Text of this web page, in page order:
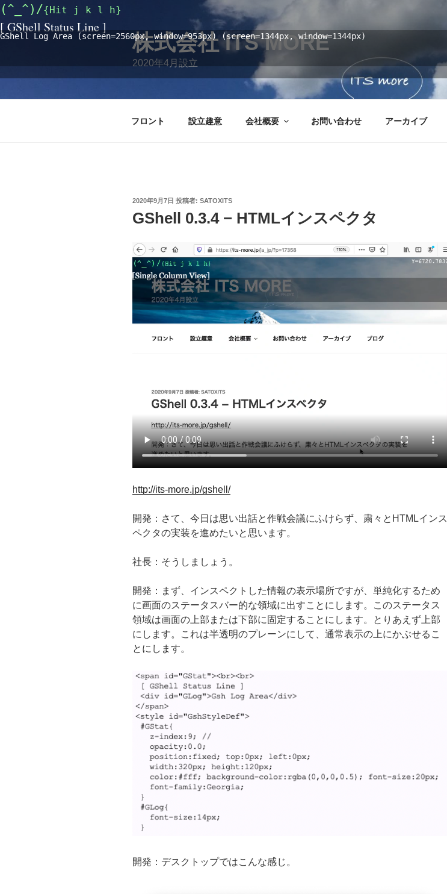
コ
ン
テ
ツ
へ
株式会社 ITS MORE
2020年4月設立
フロント 設立趣意 会社概要 お問い合わせ アーカイブ
投
日:
2020年9月7日 投稿者: SATOXITS
GShell 0.3.4 − HTMLインスペクタ
http://its-more.jp/gshell/
開発：さて、今日は思い出話と作戦会議にふけらず、粛々とHTMLインス
ペクタの実装を進めたいと思います。
社長：そうしましょう。
開発：まず、インスペクトした情報の表示場所ですが、単純化するため
に画面のステータスバー的な領域に出すことにします。このステータス
領域は画面の上部または下部に固定することにします。とりあえず上部
にします。これは半透明のプレーンにして、通常表示の上にかぶせるこ
とにします。
開発：デスクトップではこんな感じ。
(^_^)/{Hit j k l h}
[ GShell Status Line ]
GShell Log Area (screen=2560px, window=953px) (screen=1344px, window=1344px)